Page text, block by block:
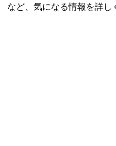
など、気になる情報を詳し